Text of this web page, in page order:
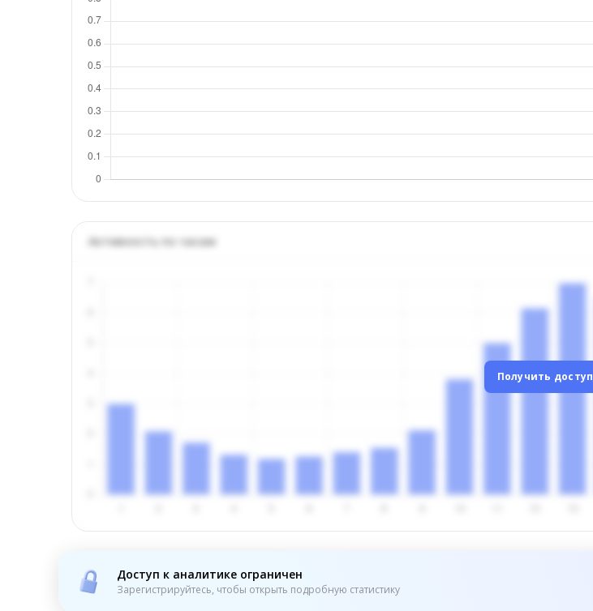
Активность по часам
Получить доступ
Доступ к аналитике ограничен
Зарегистрируйтесь, чтобы открыть подробную статистику